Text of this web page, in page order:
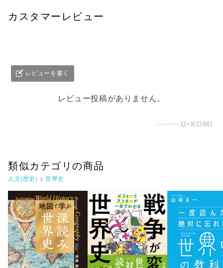
満ちた名講義が、いま鮮やかによみが...
カスタマーレビュー
レビューを書く
レビュー投稿がありません。
類似カテゴリの商品
人文(歴史) > 世界史